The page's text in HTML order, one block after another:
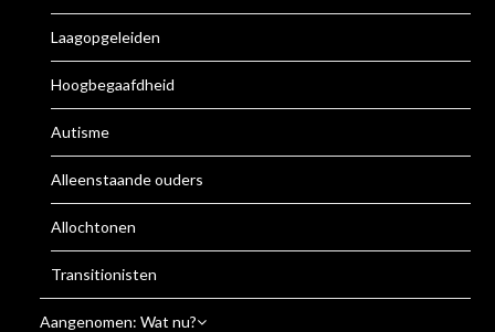
Laagopgeleiden
Hoogbegaafdheid
Autisme
Alleenstaande ouders
Allochtonen
Transitionisten
Aangenomen: Wat nu?